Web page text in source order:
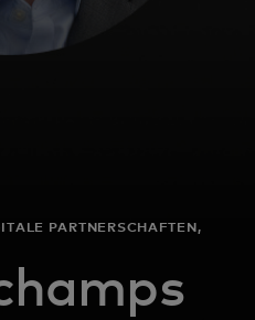
PARTNERSCHAFTEN,